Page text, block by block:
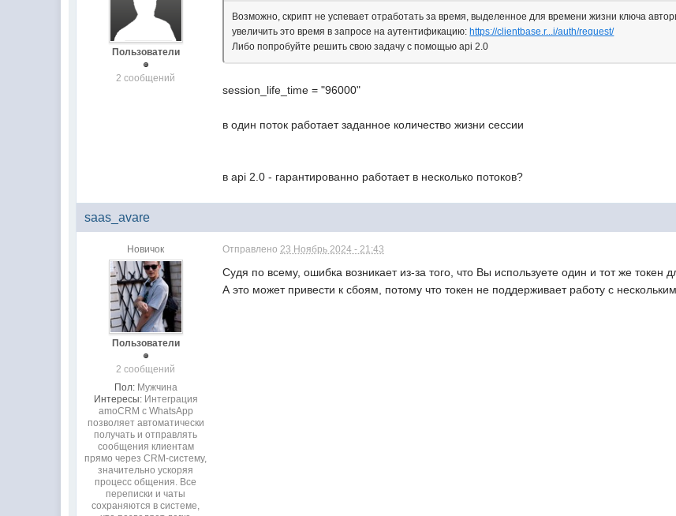
Пользователи
2 сообщений
Возможно, скрипт не успевает отработать за время, выделенное для времени жизни ключа
увеличить это время в запросе на аутентификацию: https://clientbase.r...i/auth/request/
Либо попробуйте решить свою задачу с помощью api 2.0
session_life_time = "96000"
в один поток работает заданное количество жизни сессии
в api 2.0 - гарантированно работает в несколько потоков?
saas_avare
Новичок
Пользователи
2 сообщений
Пол: Мужчина
Интересы: Интеграция
amoCRM с WhatsApp
позволяет автоматически
получать и отправлять
сообщения клиентам
прямо через CRM-систему,
значительно ускоряя
процесс общения. Все
переписки и чаты
сохраняются в системе,
Отправлено23 Ноябрь 2024 - 21:43
Судя по всему, ошибка возникает из-за того, что Вы используете один и тот же токен
А это может привести к сбоям, потому что токен не поддерживает работу с